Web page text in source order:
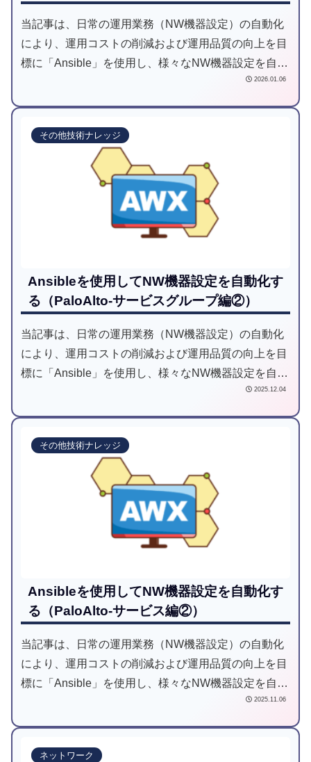
当記事は、日常の運用業務（NW機器設定）の自動化
により、運用コストの削減および運用品質の向上を目
標に「Ansible」を使用し、様々なNW機器設定を自動
2026.01.06
その他技術ナレッジ
Ansibleを使用してNW機器設定を自動化す
る（PaloAlto-サービスグループ編②）
当記事は、日常の運用業務（NW機器設定）の自動化
により、運用コストの削減および運用品質の向上を目
標に「Ansible」を使用し、様々なNW機器設定を自動
2025.12.04
その他技術ナレッジ
Ansibleを使用してNW機器設定を自動化す
る（PaloAlto-サービス編②）
当記事は、日常の運用業務（NW機器設定）の自動化
により、運用コストの削減および運用品質の向上を目
標に「Ansible」を使用し、様々なNW機器設定を自動
2025.11.06
ネットワーク